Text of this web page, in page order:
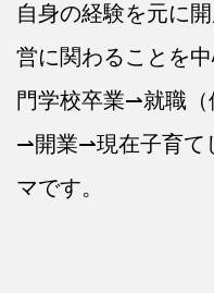
自身の経験を元に
営に関わることを
門学校卒業⇀就職
⇀開業⇀現在子育て
マです。